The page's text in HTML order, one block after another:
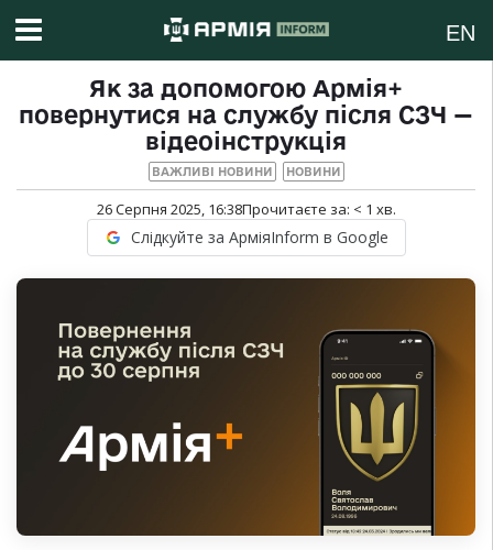
EN
Як за допомогою Армія+
повернутися на службу після СЗЧ —
відеоінструкція
ВАЖЛИВІ НОВИНИ НОВИНИ
26 Серпня 2025, 16:38Прочитаєте за: < 1 хв.
Слідкуйте за АрміяInform в Google